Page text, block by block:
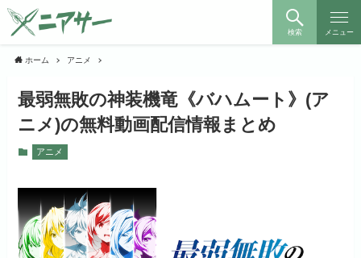
検索 メニュー
ホーム アニメ
最弱無敗の神装機竜《バハムート》(ア
ニメ)の無料動画配信情報まとめ
アニメ